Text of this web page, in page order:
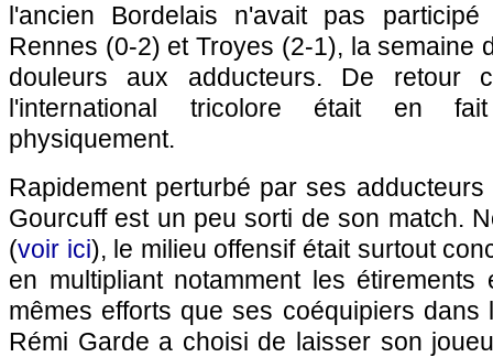
l'ancien Bordelais n'avait pas
Rennes (0-2) et Troyes (2-1), la semaine
douleurs aux adducteurs. De retour
l'international tricolore était en
physiquement.
Rapidement perturbé par ses
Gourcuff est un peu sorti de son match.
(voir ici), le milieu offensif était surtout
en multipliant notamment les
mêmes efforts que ses coéquipiers dans
Rémi Garde a choisi de laisser son